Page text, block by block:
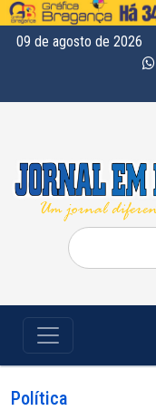
09 de agosto de 2026
Pesquisar
por:
Política